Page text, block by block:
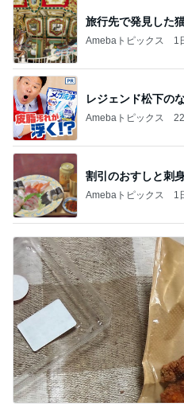
旅行先で発見した
Amebaトピックス 1
レジェンド松下の
Amebaトピックス
割引のおすしと刺
Amebaトピックス 1